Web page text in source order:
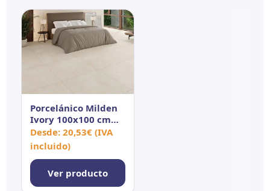
Porcelánico Milden
Ivory 100x100 cm
SAT Rect
Desde:20,53€ (IVA
incluido)
Ver producto